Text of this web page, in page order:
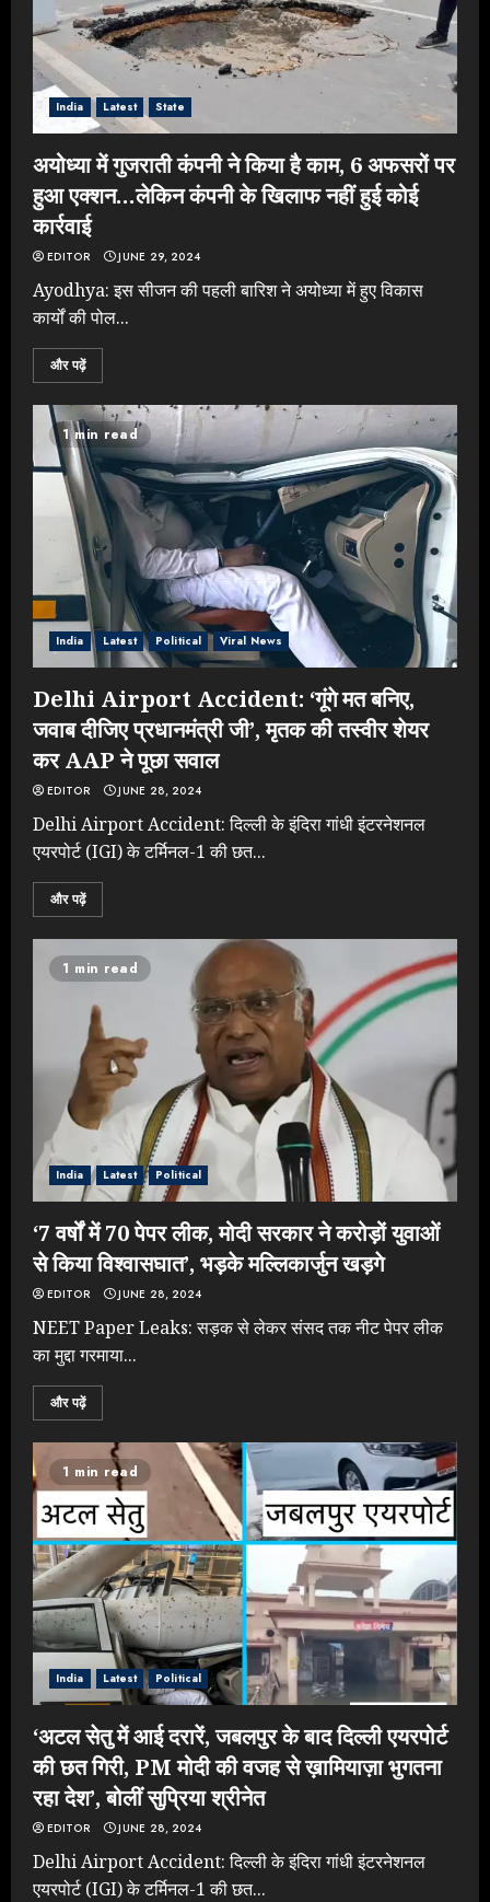
India Latest State
अयोध्या में गुजराती कंपनी ने किया है काम, 6 अफसरों पर
हुआ एक्शन…लेकिन कंपनी के खिलाफ नहीं हुई कोई
कार्रवाई
EDITOR JUNE 29, 2024
Ayodhya: इस सीजन की पहली बारिश ने अयोध्या में हुए विकास
कार्यों की पोल...
और पढ़ें
1 min read
India Latest Political Viral News
Delhi Airport Accident: ‘गूंगे मत बनिए,
जवाब दीजिए प्रधानमंत्री जी’, मृतक की तस्वीर शेयर
कर AAP ने पूछा सवाल
EDITOR JUNE 28, 2024
Delhi Airport Accident: दिल्ली के इंदिरा गांधी इंटरनेशनल
एयरपोर्ट (IGI) के टर्मिनल-1 की छत...
और पढ़ें
1 min read
India Latest Political
‘7 वर्षों में 70 पेपर लीक, मोदी सरकार ने करोड़ों युवाओं
से किया विश्वासघात’, भड़के मल्लिकार्जुन खड़गे
EDITOR JUNE 28, 2024
NEET Paper Leaks: सड़क से लेकर संसद तक नीट पेपर लीक
का मुद्दा गरमाया...
और पढ़ें
1 min read
India Latest Political
‘अटल सेतु में आई दरारें, जबलपुर के बाद दिल्ली एयरपोर्ट
की छत गिरी, PM मोदी की वजह से ख़ामियाज़ा भुगतना
रहा देश’, बोलीं सुप्रिया श्रीनेत
EDITOR JUNE 28, 2024
Delhi Airport Accident: दिल्ली के इंदिरा गांधी इंटरनेशनल
एयरपोर्ट (IGI) के टर्मिनल-1 की छत...